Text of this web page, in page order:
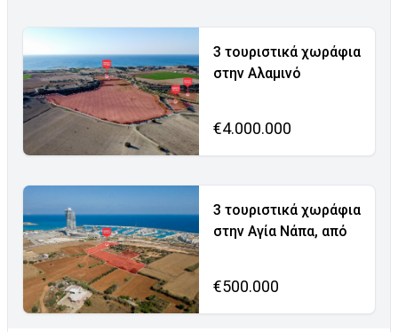
3 τουριστικά χωράφια
στην Αλαμινό
€4.000.000
3 τουριστικά χωράφια
στην Αγία Νάπα, από
€500.000